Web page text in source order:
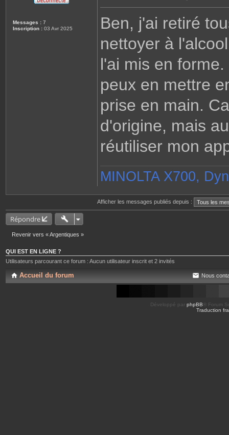
Messages : 7
Inscription : 03 Avr 2025
e
Ben, j'ai retiré
nettoyer à
l'ai mis en
peux en mettre
prise en main.
d'origine, mais
réutiliser mon
MINOLTA X700,
Afficher les messages publiés depuis :
Répondre
Revenir vers « Argentiques »
QUI EST EN LIGNE ?
Utilisateurs parcourant ce forum : Aucun utilisateur inscrit et 2 invités
Accueil du forum Nous
Développé par phpBB ® Forum
Traduction